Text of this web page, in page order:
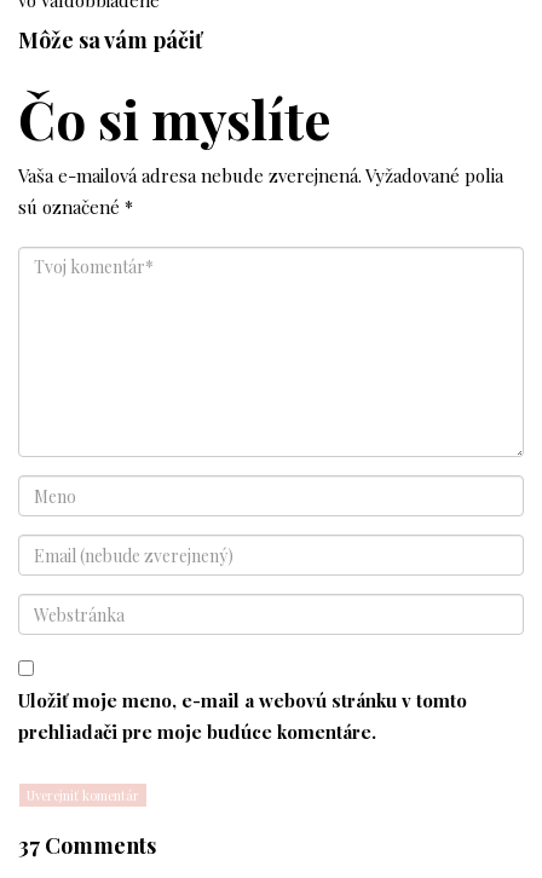
Môže sa vám páčiť
Čo si myslíte
Vaša e-mailová adresa nebude zverejnená. Vyžadované polia
sú označené *
Uložiť moje meno, e-mail a webovú stránku v tomto
prehliadači pre moje budúce komentáre.
37 Comments